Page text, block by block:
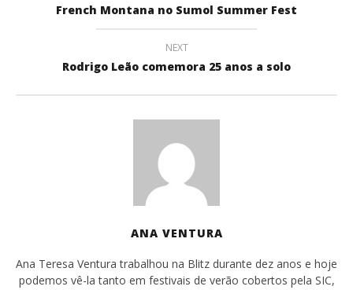
French Montana no Sumol Summer Fest
NEXT
Rodrigo Leão comemora 25 anos a solo
ANA VENTURA
Ana Teresa Ventura trabalhou na Blitz durante dez anos e hoje
podemos vê-la tanto em festivais de verão cobertos pela SIC,